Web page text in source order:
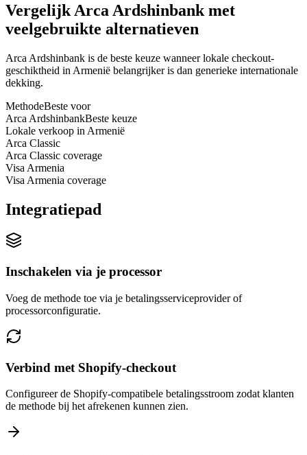
Vergelijk Arca Ardshinbank met
veelgebruikte alternatieven
Arca Ardshinbank is de beste keuze wanneer lokale checkout-
geschiktheid in Armenië belangrijker is dan generieke internationale
dekking.
MethodeBeste voor
Arca ArdshinbankBeste keuze
Lokale verkoop in Armenië
Arca Classic
Arca Classic coverage
Visa Armenia
Visa Armenia coverage
Integratiepad
Inschakelen via je processor
Voeg de methode toe via je betalingsserviceprovider of
processorconfiguratie.
Verbind met Shopify-checkout
Configureer de Shopify-compatibele betalingsstroom zodat klanten
de methode bij het afrekenen kunnen zien.